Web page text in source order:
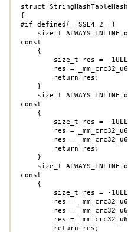
struct StringHashTableHash
{
#if defined(__SSE4_2__)
const
const
const